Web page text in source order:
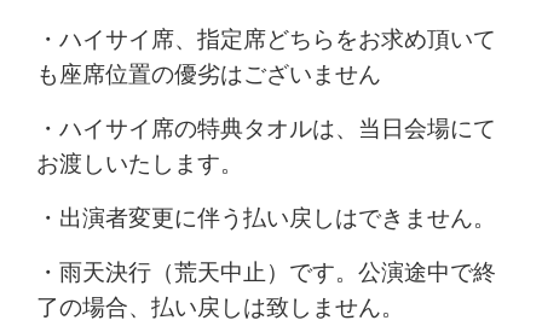
・ハイサイ席、指定席どちらをお求め頂いて
も座席位置の優劣はございません
・ハイサイ席の特典タオルは、当日会場にて
お渡しいたします。
・出演者変更に伴う払い戻しはできません。
・雨天決行（荒天中止）です。公演途中で終
了の場合、払い戻しは致しません。